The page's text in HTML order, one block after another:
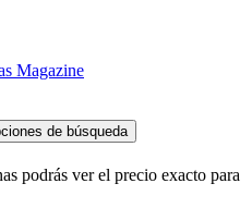
Magazine
de búsqueda
podrás ver el precio exacto para